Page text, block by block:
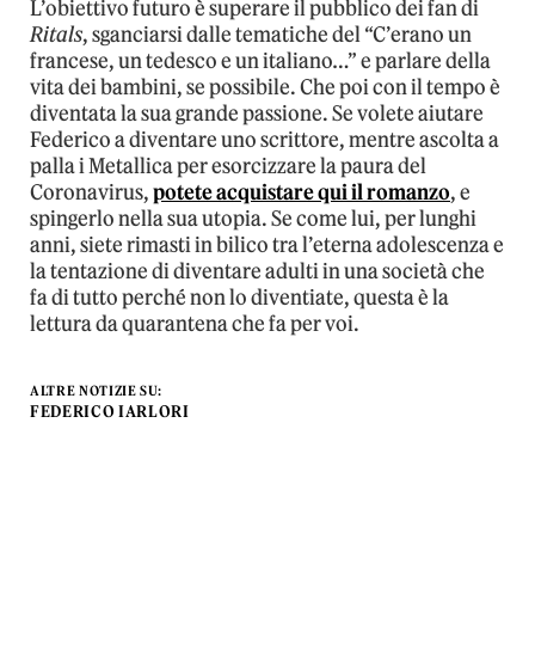
L’obiettivo futuro è superare il pubblico dei fan di
Ritals, sganciarsi dalle tematiche del “C’erano un
francese, un tedesco e un italiano…” e parlare della
vita dei bambini, se possibile. Che poi con il tempo è
diventata la sua grande passione. Se volete aiutare
Federico a diventare uno scrittore, mentre ascolta a
palla i Metallica per esorcizzare la paura del
Coronavirus,potete acquistare qui il romanzo, e
spingerlo nella sua utopia. Se come lui, per lunghi
anni, siete rimasti in bilico tra l’eterna adolescenza e
la tentazione di diventare adulti in una società che
fa di tutto perché non lo diventiate, questa è la
lettura da quarantena che fa per voi.
ALTRE NOTIZIE SU:
FEDERICO IARLORI